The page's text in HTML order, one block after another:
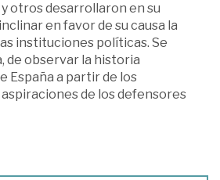
otros desarrollaron en su
en favor de su causa la
instituciones políticas. Se
de observar la historia
España a partir de los
de los defensores